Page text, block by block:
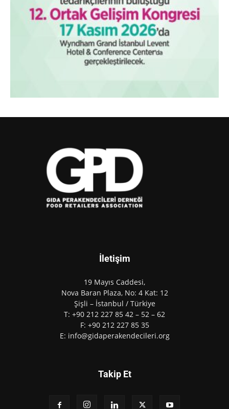
İletişim
19 Mayıs Caddesi,
Nova Baran Plaza, No: 4 Kat: 12
Şişli – İstanbul / Türkiye
T: +90 212 227 85 42 – 52 – 62
F: +90 212 227 85 35
E: info@gidaperakendecileri.org
Takip Et